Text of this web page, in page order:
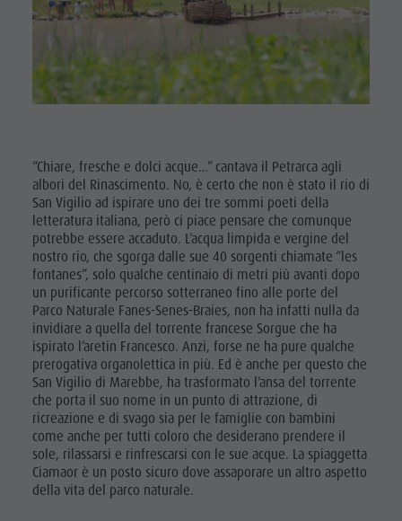
Escursioni
Ciclismo
Raccolta
Funghi
escursioni
Noleggi
Escursioni
con guida
Cultura ladina
Musei e altre attrazioni culturali
Borgo di Pieve
Escursioni con guida
In caso di maltempo
Contatto
Cataloghi
“Chiare, fresche e dolci acque…” cantava il Petrarca agli
albori del Rinascimento. No, è certo che non è stato il rio di
San Vigilio ad ispirare uno dei tre sommi poeti della
letteratura italiana, però ci piace pensare che comunque
potrebbe essere accaduto. L’acqua limpida e vergine del
nostro rio, che sgorga dalle sue 40 sorgenti chiamate “les
fontanes”, solo qualche centinaio di metri più avanti dopo
un purificante percorso sotterraneo fino alle porte del
Parco Naturale Fanes-Senes-Braies, non ha infatti nulla da
invidiare a quella del torrente francese Sorgue che ha
ispirato l’aretin Francesco. Anzi, forse ne ha pure qualche
prerogativa organolettica in più. Ed è anche per questo che
San Vigilio di Marebbe, ha trasformato l’ansa del torrente
che porta il suo nome in un punto di attrazione, di
ricreazione e di svago sia per le famiglie con bambini
come anche per tutti coloro che desiderano prendere il
sole, rilassarsi e rinfrescarsi con le sue acque. La spiaggetta
Ciamaor è un posto sicuro dove assaporare un altro aspetto
della vita del parco naturale.